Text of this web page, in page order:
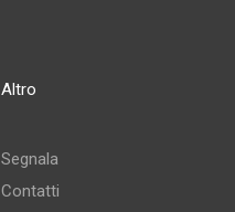
Altro
Segnala
Contatti